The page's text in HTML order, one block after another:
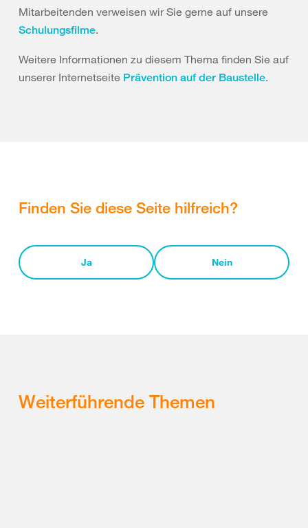
Mitarbeitenden verweisen wir Sie gerne auf unsere
Schulungsfilme.
Weitere Informationen zu diesem Thema finden Sie auf
unserer Internetseite Prävention auf der Baustelle.
Finden Sie diese Seite hilfreich?
Ja Nein
Weiterführende Themen